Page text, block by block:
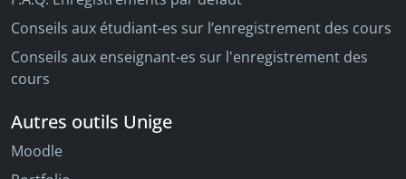
Conseils aux étudiant-es sur l’enregistrement des cours
Conseils aux enseignant-es sur l'enregistrement des
cours
Autres outils Unige
Moodle